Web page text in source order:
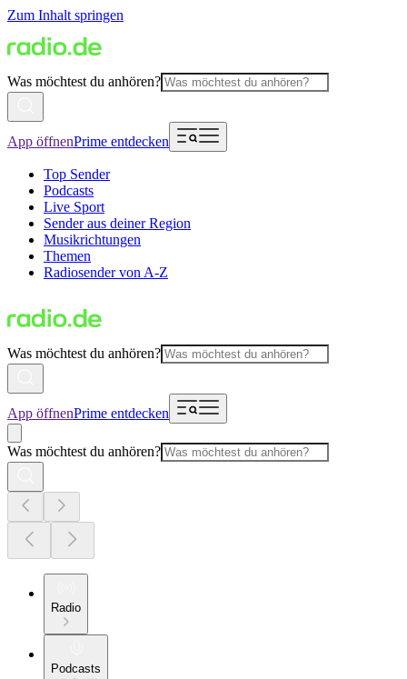
Zum Inhalt springen
Was möchtest du anhören?
App öffnenPrime entdecken
Top Sender
Podcasts
Live Sport
Sender aus deiner Region
Musikrichtungen
Themen
Radiosender von A-Z
Was möchtest du anhören?
App öffnenPrime entdecken
Was möchtest du anhören?
Radio
Podcasts